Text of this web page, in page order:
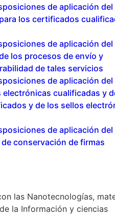
de aplicación del
los certificados
de aplicación del
los procesos de envío y
de tales servicios
de aplicación del
electrónicas cualificadas y
y de los sellos
de aplicación del
conservación de firmas
las Nanotecnologías,
la Información y ciencias